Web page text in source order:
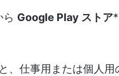
Google Play ストア
、仕事用または個人